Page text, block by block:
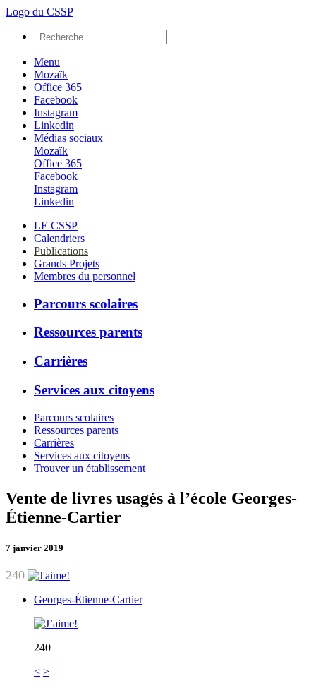
Logo du CSSP
Menu
Mozaïk
Office 365
Facebook
Instagram
Linkedin
Médias sociaux
Mozaïk
Office 365
Facebook
Instagram
Linkedin
LE CSSP
Calendriers
Publications
Grands Projets
Membres du personnel
Parcours scolaires
Ressources parents
Carrières
Services aux citoyens
Parcours scolaires
Ressources parents
Carrières
Services aux citoyens
Trouver un établissement
Vente de livres usagés à l’école Georges-
Étienne-Cartier
7 janvier 2019
240
Georges-Étienne-Cartier
240
< >